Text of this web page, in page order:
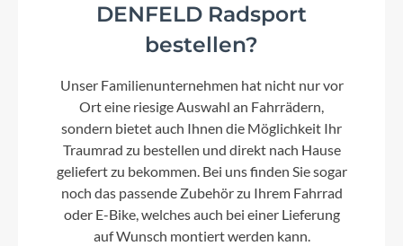
KTM Line rizer20 640mm
Farbe
green purple flipp matt
Motor
Bosch PERFORMANCE CX Gen.4 smart system -
25km/h / 85Nm
DENFELD Radsport
bestellen?
Unser Familienunternehmen hat nicht nur vor
Ort eine riesige Auswahl an Fahrrädern,
sondern bietet auch Ihnen die Möglichkeit Ihr
Traumrad zu bestellen und direkt nach Hause
geliefert zu bekommen. Bei uns finden Sie sogar
noch das passende Zubehör zu Ihrem Fahrrad
oder E-Bike, welches auch bei einer Lieferung
auf Wunsch montiert werden kann.